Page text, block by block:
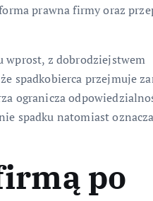
prawna firmy oraz
wprost, z dobrodziejstwem
spadkobierca przejmuje
ogranicza
spadku natomiast
po